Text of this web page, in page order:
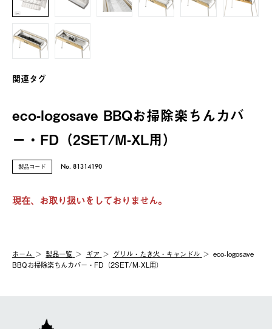
関連タグ
eco-logosave BBQお掃除楽ちんカバ
ー・FD（2SET/M-XL用）
製品コード No. 81314190
現在、お取り扱いをしておりません。
ホーム 製品⼀覧 ギア グリル・たき火・キャンドル
eco-logosave
BBQお掃除楽ちんカバー・FD（2SET/M-XL用）